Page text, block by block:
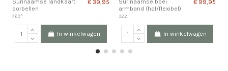
Surinaamse landkaart
oorbellen
769*
€ 39,95
In winkelwagen
Surinaamse boei
armband (hol/flexibel)
322
€ 99,95
In winkelwagen